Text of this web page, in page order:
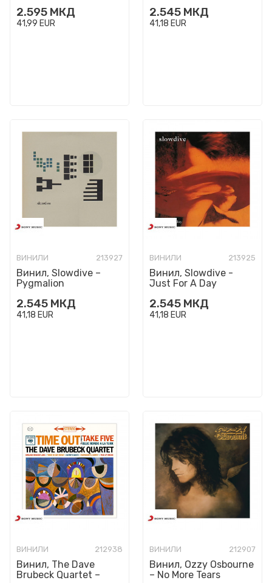
2.595 МКД
41,99 EUR
2.545 МКД
41,18 EUR
ВИНИЛИ 213927
Винил, Slowdive –
Pygmalion
2.545 МКД
41,18 EUR
ВИНИЛИ 213925
Винил, Slowdive -
Just For A Day
2.545 МКД
41,18 EUR
ВИНИЛИ 212938
Винил, The Dave
Brubeck Quartet –
ВИНИЛИ 212907
Винил, Ozzy Osbourne
– No More Tears